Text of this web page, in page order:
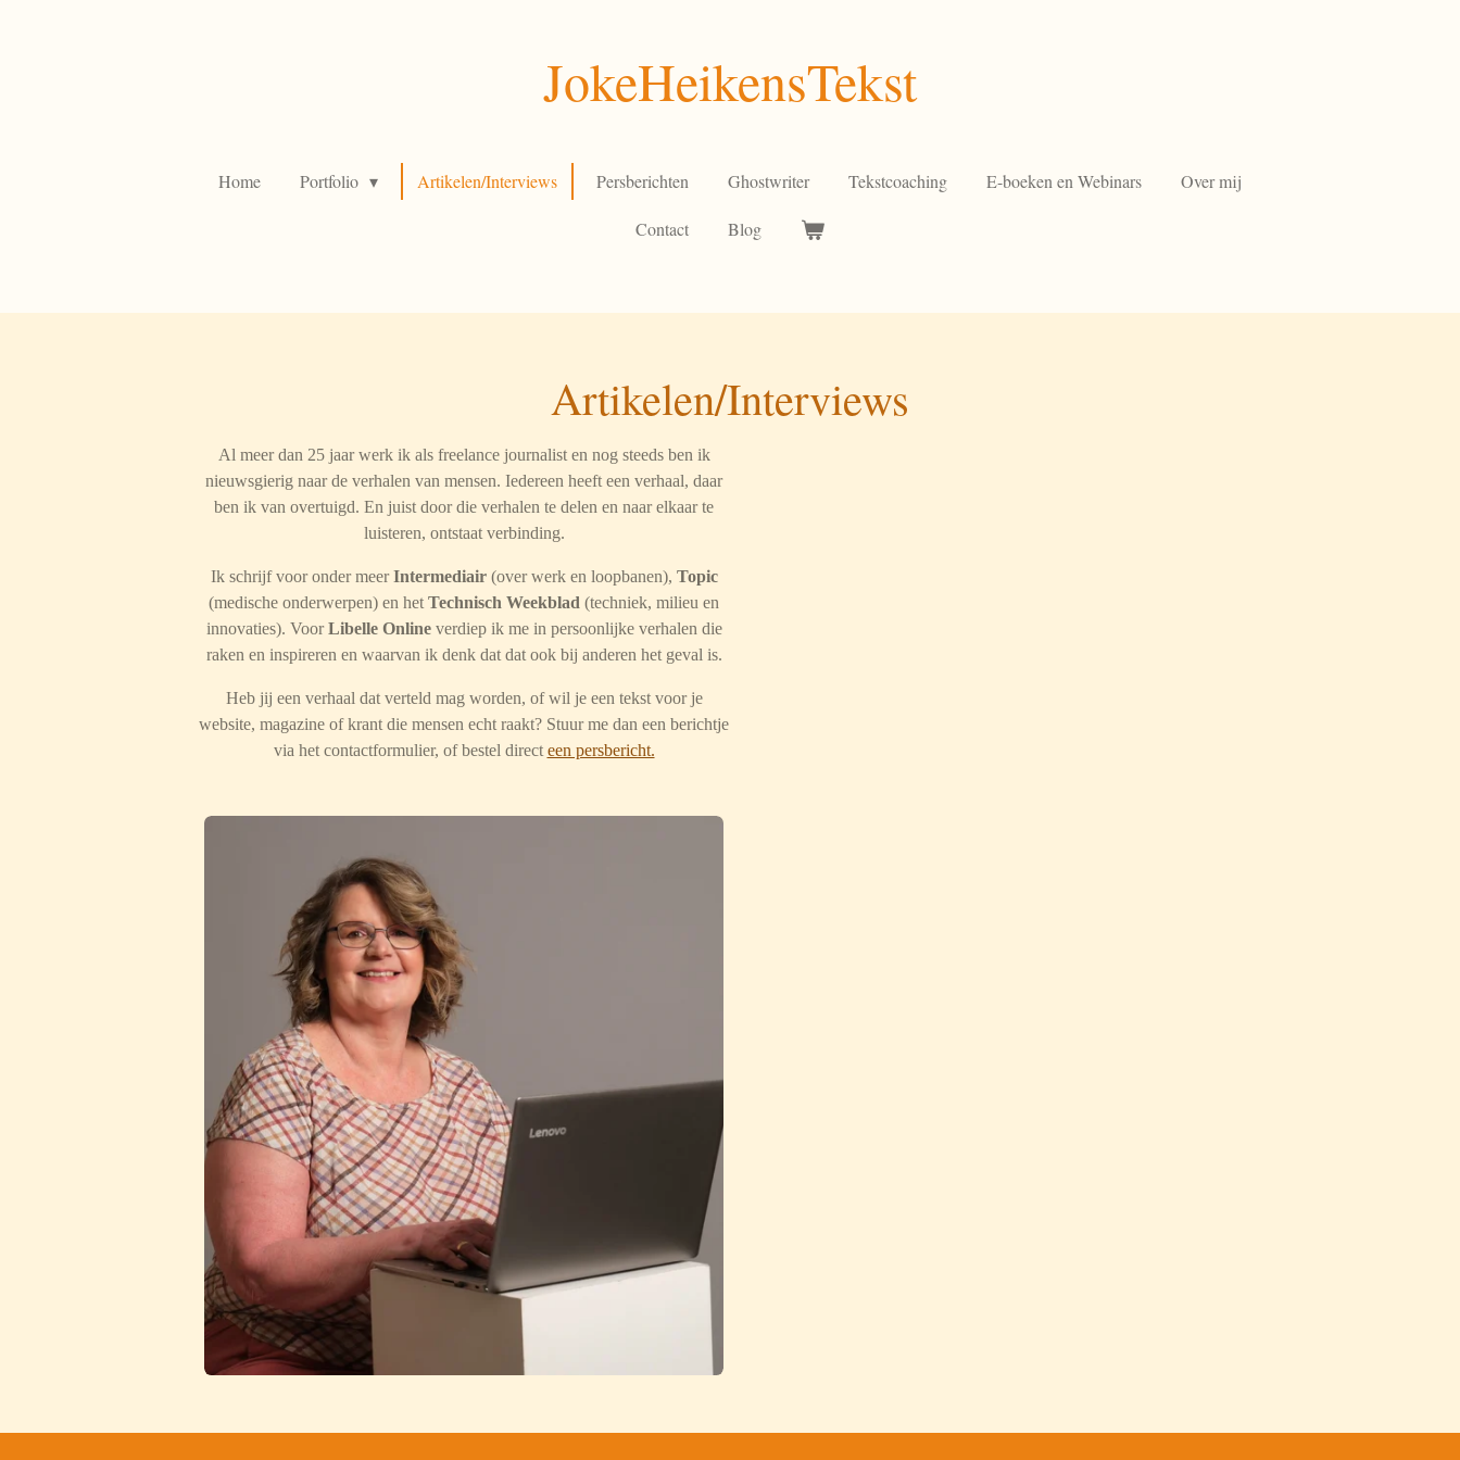
JokeHeikensTekst
Home Portfolio Artikelen/Interviews Persberichten Ghostwriter Tekstcoaching E-boeken en Webinars Over mij
Contact Blog
Artikelen/Interviews
Al meer dan 25 jaar werk ik als freelance journalist en nog steeds ben ik
nieuwsgierig naar de verhalen van mensen. Iedereen heeft een verhaal, daar
ben ik van overtuigd. En juist door die verhalen te delen en naar elkaar te
luisteren, ontstaat verbinding.
Ik schrijf voor onder meerIntermediair(over werk en loopbanen), Topic
(medische onderwerpen) en het Technisch Weekblad (techniek, milieu en
innovaties). VoorLibelle Onlineverdiep ik me in persoonlijke verhalen die
raken en inspireren en waarvan ik denk dat dat ook bij anderen het geval is.
Heb jij een verhaal dat verteld mag worden, of wil je een tekst voor je
website, magazine of krant die mensen echt raakt? Stuur me dan een berichtje
via het contactformulier, of bestel direct een persbericht.